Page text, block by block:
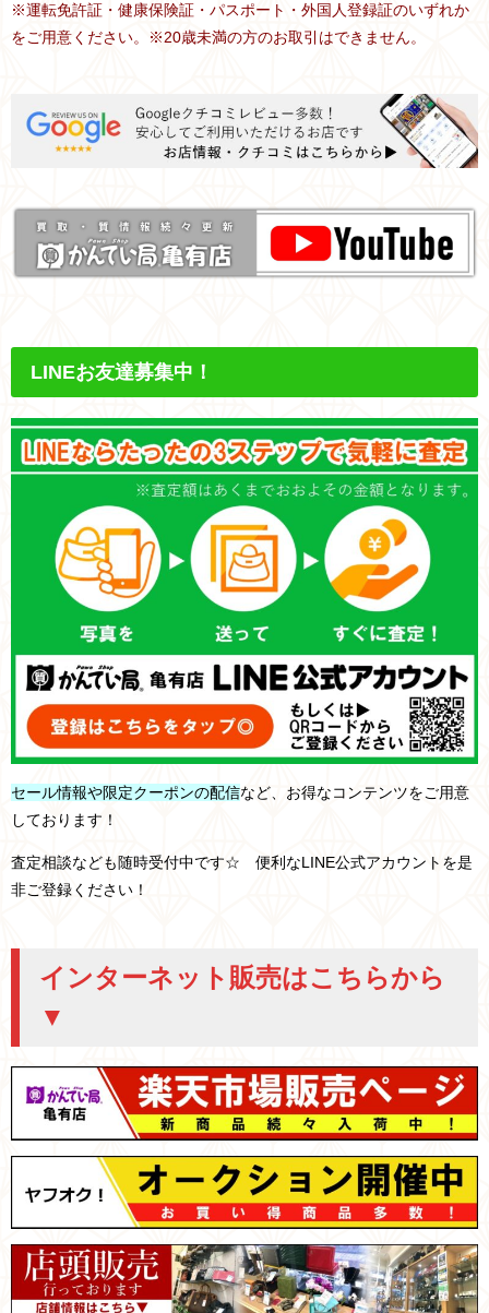
※運転免許証・健康保険証・パスポート・外国人登録証のいずれか
をご用意ください。※20歳未満の方のお取引はできません。
LINEお友達募集中！
セール情報や限定クーポンの配信など、お得なコンテンツをご用意
しております！
査定相談なども随時受付中です☆ 便利なLINE公式アカウントを是
非ご登録ください！
インターネット販売はこちらから
▼